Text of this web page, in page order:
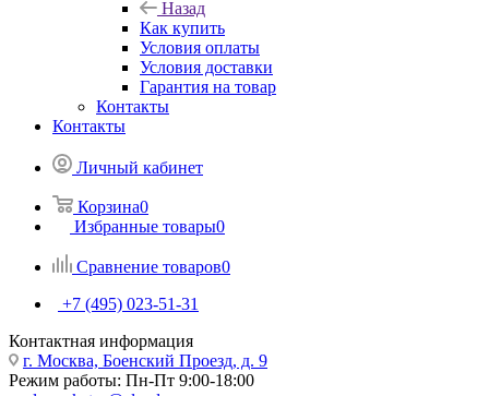
Назад
Как купить
Условия оплаты
Условия доставки
Гарантия на товар
Контакты
Контакты
Личный кабинет
Корзина0
Избранные товары0
Сравнение товаров0
+7 (495) 023-51-31
Контактная информация
г. Москва, Боенский Проезд, д. 9
Режим работы: Пн-Пт 9:00-18:00